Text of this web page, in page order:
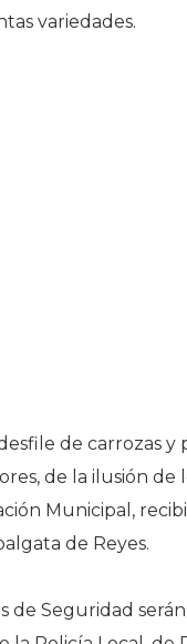
variedades.
de carrozas y
de la ilusión de
Municipal,
de Reyes.
Seguridad